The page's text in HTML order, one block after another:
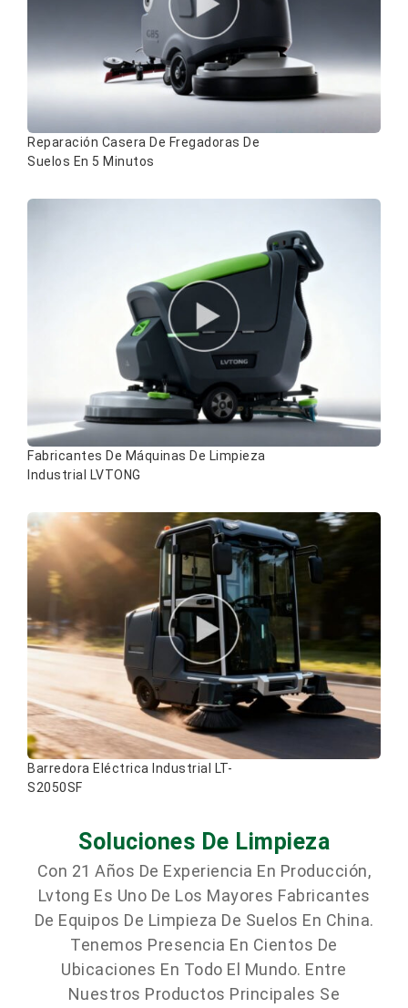
Reparación Casera De Fregadoras De
Suelos En 5 Minutos
Fabricantes De Máquinas De Limpieza
Industrial LVTONG
Barredora Eléctrica Industrial LT-
S2050SF
Soluciones De Limpieza
Con 21 Años De Experiencia En Producción,
Lvtong Es Uno De Los Mayores Fabricantes
De Equipos De Limpieza De Suelos En China.
Tenemos Presencia En Cientos De
Ubicaciones En Todo El Mundo. Entre
Nuestros Productos Principales Se